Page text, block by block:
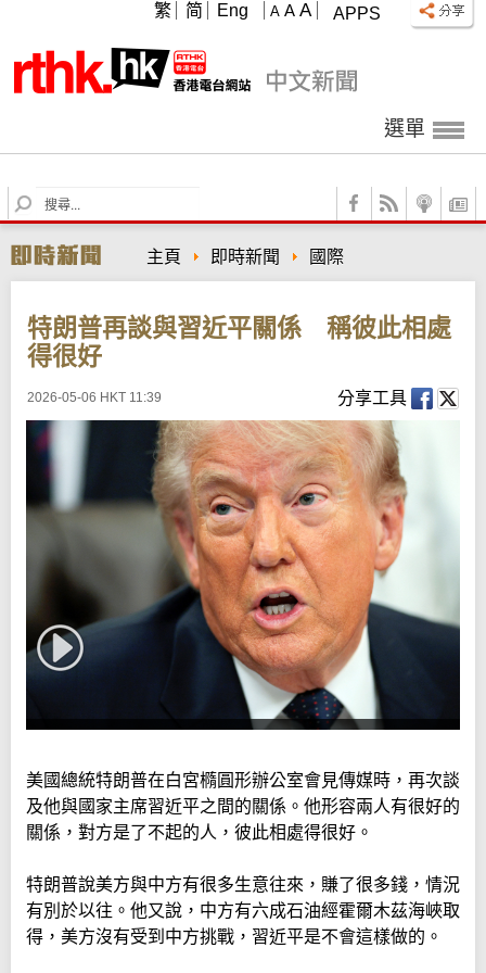
APPS
A A A
繁 简 Eng
選單
S
e
r
c
主頁 即時新聞 國際
特朗普再談與習近平關係 稱彼此相處
得很好
2026-05-06 HKT 11:39 分享工具
美國總統特朗普在白宮橢圓形辦公室會見傳媒時，再次談
及他與國家主席習近平之間的關係。他形容兩人有很好的
關係，對方是了不起的人，彼此相處得很好。
特朗普說美方與中方有很多生意往來，賺了很多錢，情況
有別於以往。他又說，中方有六成石油經霍爾木茲海峽取
得，美方沒有受到中方挑戰，習近平是不會這樣做的。